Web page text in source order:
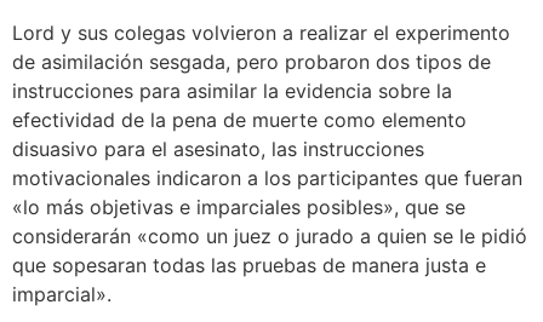
Lord y sus colegas volvieron a realizar el experimento
de asimilación sesgada, pero probaron dos tipos de
instrucciones para asimilar la evidencia sobre la
efectividad de la pena de muerte como elemento
disuasivo para el asesinato, las instrucciones
motivacionales indicaron a los participantes que fueran
«lo más objetivas e imparciales posibles», que se
considerarán «como un juez o jurado a quien se le pidió
que sopesaran todas las pruebas de manera justa e
imparcial».